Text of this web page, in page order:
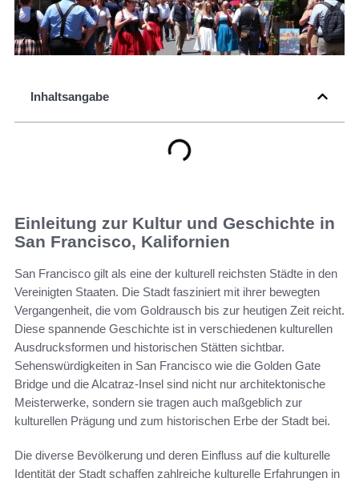
Inhaltsangabe
Einleitung zur Kultur und Geschichte in
San Francisco, Kalifornien
San Francisco gilt als eine der kulturell reichsten Städte in den
Vereinigten Staaten. Die Stadt fasziniert mit ihrer bewegten
Vergangenheit, die vom Goldrausch bis zur heutigen Zeit reicht.
Diese spannende Geschichte ist in verschiedenen kulturellen
Ausdrucksformen und historischen Stätten sichtbar.
Sehenswürdigkeiten in San Francisco wie die Golden Gate
Bridge und die Alcatraz-Insel sind nicht nur architektonische
Meisterwerke, sondern sie tragen auch maßgeblich zur
kulturellen Prägung und zum historischen Erbe der Stadt bei.
Die diverse Bevölkerung und deren Einfluss auf die kulturelle
Identität der Stadt schaffen zahlreiche kulturelle Erfahrungen in